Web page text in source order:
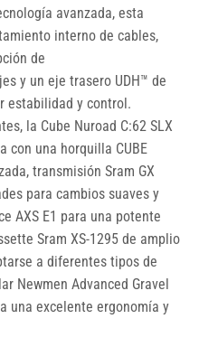
avanzada, esta
interno de cables,
de
y un eje trasero UDH™ de
estabilidad y control.
la Cube Nuroad C:62 SLX
con una horquilla CUBE
transmisión Sram GX
para cambios suaves y
AXS E1 para una potente
Sram XS-1295 de amplio
a diferentes tipos de
Newmen Advanced Gravel
una excelente ergonomía y